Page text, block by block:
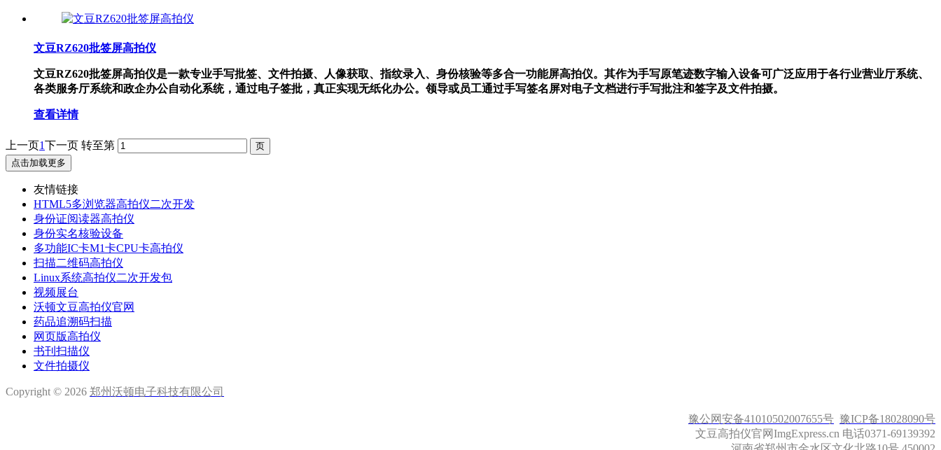
文豆RZ620批签屏高拍仪
文豆RZ620批签屏高拍仪是一款专业手写批签、文件拍摄、人像获取、指纹录入、身份核验等多合一功能屏高拍仪。其作为手写原笔迹数字输入设备可广泛应用于各行业营业厅系统、
各类服务厅系统和政企办公自动化系统，通过电子签批，真正实现无纸化办公。领导或员工通过手写签名屏对电子文档进行手写批注和签字及文件拍摄。
查看详情
上一页1下一页 转至第
点击加载更多
友情链接
HTML5多浏览器高拍仪二次开发
身份证阅读器高拍仪
身份实名核验设备
多功能IC卡M1卡CPU卡高拍仪
扫描二维码高拍仪
Linux系统高拍仪二次开发包
视频展台
沃顿文豆高拍仪官网
药品追溯码扫描
网页版高拍仪
书刊扫描仪
文件拍摄仪
Copyright © 2026 郑州沃顿电子科技有限公司
豫公网安备41010502007655号 豫ICP备18028090号
文豆高拍仪官网ImgExpress.cn 电话0371-69139392